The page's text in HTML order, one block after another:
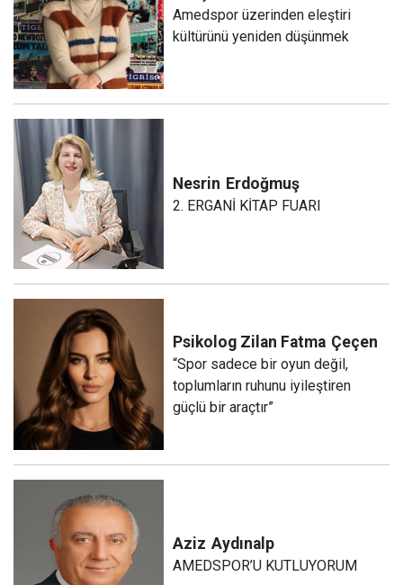
Amedspor üzerinden eleştiri
kültürünü yeniden düşünmek
Nesrin Erdoğmuş
2. ERGANİ KİTAP FUARI
Psikolog Zilan Fatma Çeçen
“Spor sadece bir oyun değil,
toplumların ruhunu iyileştiren
güçlü bir araçtır”
Aziz Aydınalp
AMEDSPOR’U KUTLUYORUM